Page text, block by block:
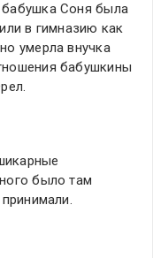
Соня была
в гимназию как
умерла внучка
бабушкины
было там